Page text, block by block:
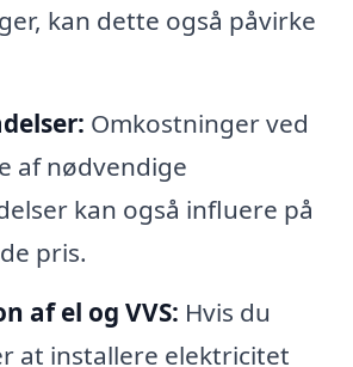
kan dette også påvirke
Omkostninger ved
af nødvendige
kan også influere på
pris.
af el og VVS: Hvis du
at installere elektricitet